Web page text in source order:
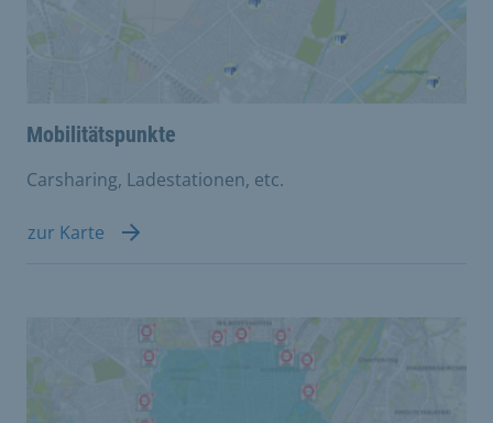
Mobilitätspunkte
Carsharing, Ladestationen, etc.
zur Karte